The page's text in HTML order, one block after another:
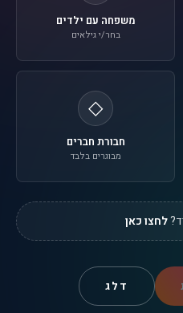
משפחה עם ילדים
בחר/י גילאים
◇
חבורת חברים
מבוגרים בלבד
לחצו כאן
דלג